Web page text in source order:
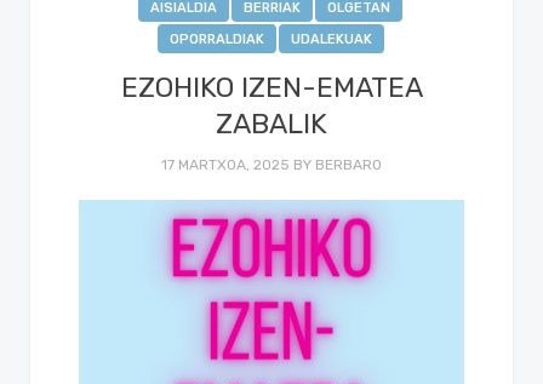
AISIALDIA BERRIAK
OLGETAN
OPORRALDIAK
UDALEKUAK
EZOHIKO IZEN-EMATEA
ZABALIK
17 MARTXOA, 2025 BY BERBARO